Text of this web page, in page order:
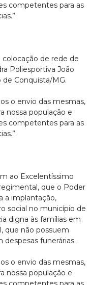
competentes para as
colocação de rede de
Poliesportiva João
Conquista/MG.
o envio das mesmas,
nossa população e
competentes para as
ao Excelentíssimo
que o Poder
a implantação,
social no município de
digna às famílias em
que não possuem
despesas funerárias.
o envio das mesmas,
nossa população e